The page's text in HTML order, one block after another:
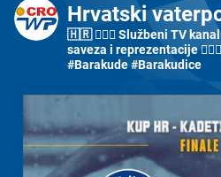
Hrvatski
🇭🇷 🤽🏼‍♂️ Službeni TV
saveza i reprezentacije
#Barakude #Barakudice